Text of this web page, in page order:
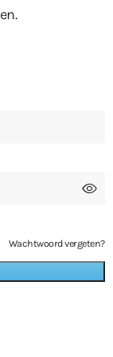
Wachtwoord vergeten?